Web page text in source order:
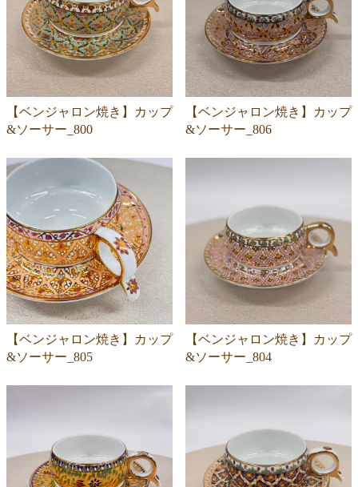
【ベンジャロン焼き】カップ
&ソーサー_800
【ベンジャロン焼き】カップ
&ソーサー_806
【ベンジャロン焼き】カップ
&ソーサー_805
【ベンジャロン焼き】カップ
&ソーサー_804